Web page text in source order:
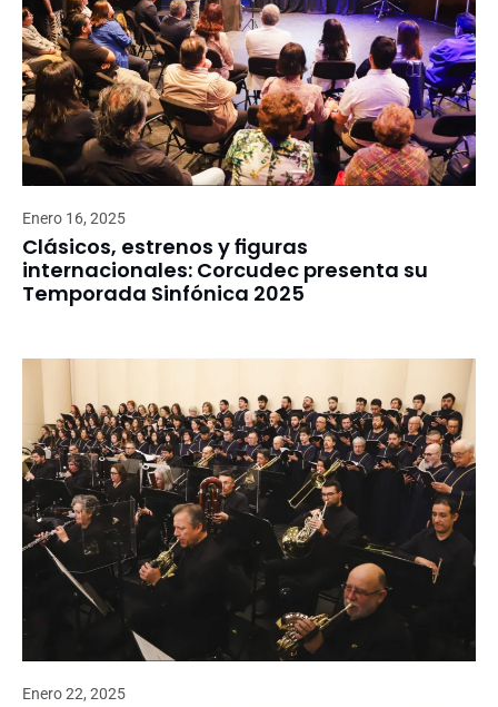
Enero 16, 2025
Clásicos, estrenos y figuras
internacionales: Corcudec presenta su
Temporada Sinfónica 2025
Enero 22, 2025